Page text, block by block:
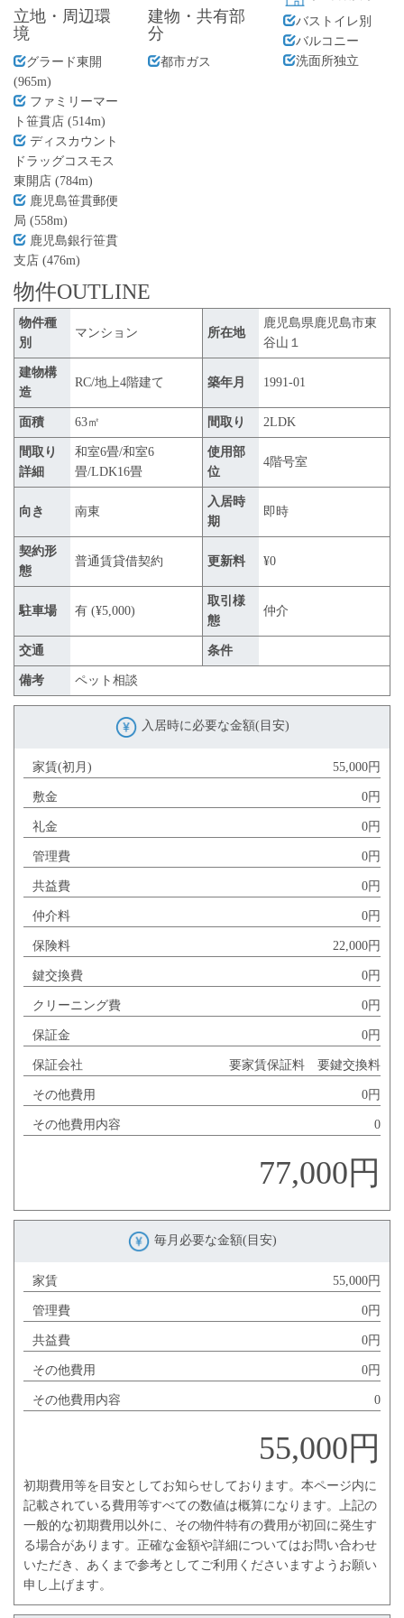
立地・周辺環
境
グラード東開
(965m)
ファミリーマー
ト笹貫店 (514m)
ディスカウント
ドラッグコスモス
東開店 (784m)
鹿児島笹貫郵便
局 (558m)
鹿児島銀行笹貫
支店 (476m)
建物・共有部
分
都市ガス
バストイレ別
バルコニー
洗面所独立
物件OUTLINE
物件種
別
マンション 所在地
鹿児島県鹿児島市東
谷山１
建物構
造
RC/地上4階建て 築年月 1991-01
面積 63㎡ 間取り 2LDK
間取り
詳細
和室6畳/和室6
畳/LDK16畳
使用部
位
4階号室
向き 南東
入居時
期
即時
契約形
態
普通賃貸借契約 更新料 ¥0
駐車場 有 (¥5,000)
取引様
態
仲介
交通 条件
備考 ペット相談
入居時に必要な金額(目安)
家賃(初月) 55,000円
敷金 0円
礼金 0円
管理費 0円
共益費 0円
仲介料 0円
保険料 22,000円
鍵交換費 0円
クリーニング費 0円
保証金 0円
保証会社 要家賃保証料 要鍵交換料
その他費用 0円
その他費用内容 0
77,000円
毎月必要な金額(目安)
家賃 55,000円
管理費 0円
共益費 0円
その他費用 0円
その他費用内容 0
55,000円
初期費用等を目安としてお知らせしております。本ページ内に
記載されている費用等すべての数値は概算になります。上記の
一般的な初期費用以外に、その物件特有の費用が初回に発生す
る場合があります。正確な金額や詳細についてはお問い合わせ
いただき、あくまで参考としてご利用くださいますようお願い
申し上げます。